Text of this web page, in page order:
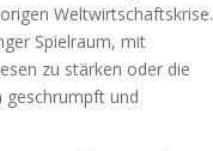
Weltwirtschaftskrise.
Spielraum, mit
zu stärken oder die
geschrumpft und